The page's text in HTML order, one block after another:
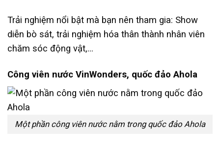
Trải nghiệm nổi bật mà bạn nên tham gia: Show
diễn bò sát, trải nghiệm hóa thân thành nhân viên
chăm sóc động vật,…
Công viên nước VinWonders, quốc đảo Ahola
Một phần công viên nước nằm trong quốc đảo Ahola